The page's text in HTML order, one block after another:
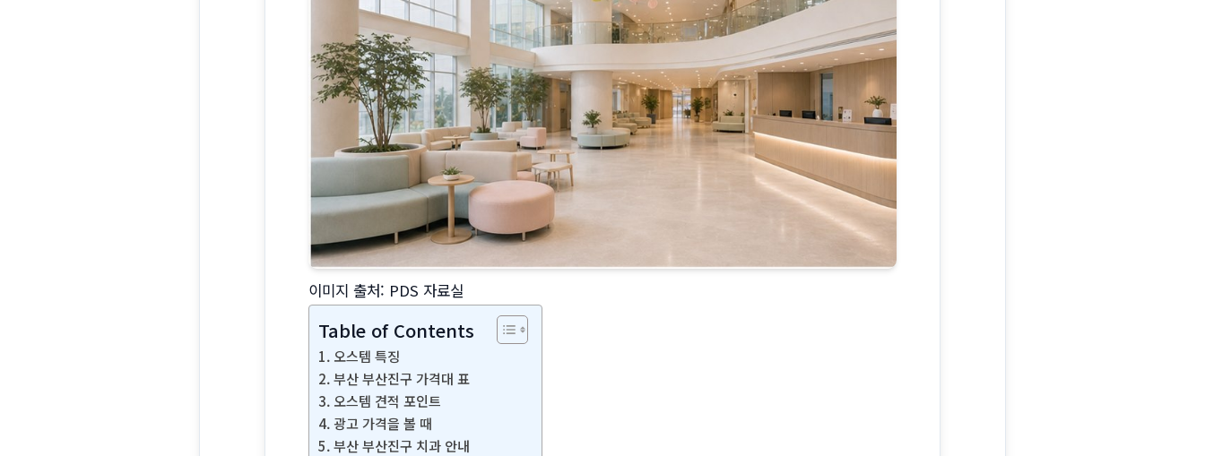
이미지 출처: PDS 자료실
Table of Contents
오스템 특징
부산 부산진구 가격대 표
오스템 견적 포인트
광고 가격을 볼 때
부산 부산진구 치과 안내